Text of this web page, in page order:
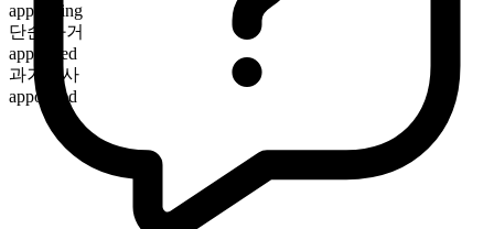
appointing
단순 과거
appointed
과거분사
appointed